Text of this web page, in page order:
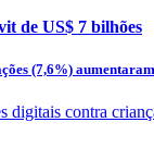
de US$ 7 bilhões
(7,6%)